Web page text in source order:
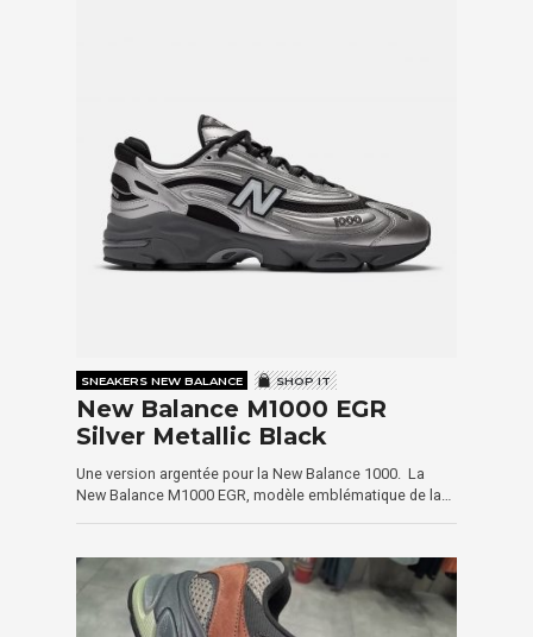
SNEAKERS NEW BALANCE SHOP IT
New Balance M1000 EGR
Silver Metallic Black
Une version argentée pour la New Balance 1000. La
New Balance M1000 EGR, modèle emblématique de la…